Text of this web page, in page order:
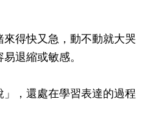
得快又急，動不動就大哭
退縮或敏感。
，還處在學習表達的過程